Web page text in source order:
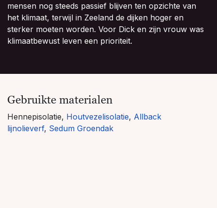
mensen nog steeds passief blijven ten opzichte van
het klimaat, terwijl in Zeeland de dijken hoger en
sterker moeten worden. Voor Dick en zijn vrouw was
klimaatbewust leven een prioriteit.
Gebruikte materialen
Hennepisolatie, Houtvezelisolatie, Allback
lijnolieverf, Sedum Groendak